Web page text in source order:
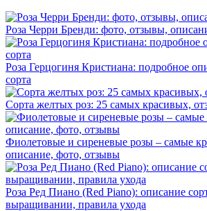
Роза Черри Бренди: фото, отзывы,
Роза Герцогиня Кристиана: подробное
сорта
Сорта желтых роз: 25 самых красивых,
Фиолетовые и сиреневые розы – самые
описание, фото, отзывы
Роза Ред Пиано (Red Piano): описание
выращивании, правила ухода